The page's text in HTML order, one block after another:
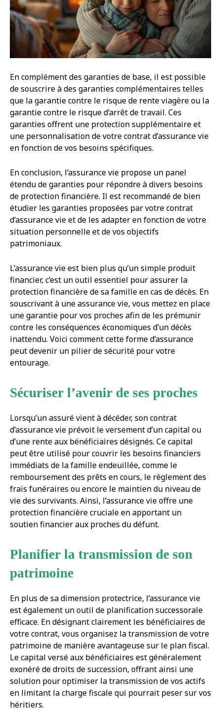
En complément des garanties de base, il est possible
de souscrire à des garanties complémentaires telles
que la garantie contre le risque de rente viagère ou la
garantie contre le risque d’arrêt de travail. Ces
garanties offrent une protection supplémentaire et
une personnalisation de votre contrat d’assurance vie
en fonction de vos besoins spécifiques.
En conclusion, l’assurance vie propose un panel
étendu de garanties pour répondre à divers besoins
de protection financière. Il est recommandé de bien
étudier les garanties proposées par votre contrat
d’assurance vie et de les adapter en fonction de votre
situation personnelle et de vos objectifs
patrimoniaux.
L’assurance vie est bien plus qu’un simple produit
financier, c’est un outil essentiel pour assurer la
protection financière de sa famille en cas de décès. En
souscrivant à une assurance vie, vous mettez en place
une garantie pour vos proches afin de les prémunir
contre les conséquences économiques d’un décès
inattendu. Voici comment cette forme d’assurance
peut devenir un pilier de sécurité pour votre
entourage.
Sécuriser l’avenir de ses proches
Lorsqu’un assuré vient à décéder, son contrat
d’assurance vie prévoit le versement d’un capital ou
d’une rente aux bénéficiaires désignés. Ce capital
peut être utilisé pour couvrir les besoins financiers
immédiats de la famille endeuillée, comme le
remboursement des prêts en cours, le règlement des
frais funéraires ou encore le maintien du niveau de
vie des survivants. Ainsi, l’assurance vie offre une
protection financière cruciale en apportant un
soutien financier aux proches du défunt.
Planifier la transmission de son
patrimoine
En plus de sa dimension protectrice, l’assurance vie
est également un outil de planification successorale
efficace. En désignant clairement les bénéficiaires de
votre contrat, vous organisez la transmission de votre
patrimoine de manière avantageuse sur le plan fiscal.
Le capital versé aux bénéficiaires est généralement
exonéré de droits de succession, offrant ainsi une
solution pour optimiser la transmission de vos actifs
en limitant la charge fiscale qui pourrait peser sur vos
héritiers.